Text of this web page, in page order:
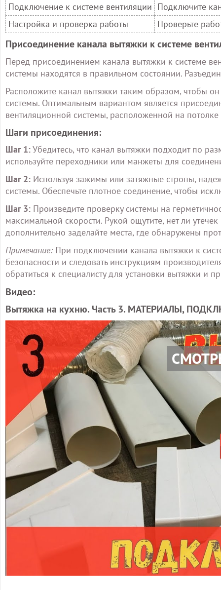
Подключение к системе вентиляции Подключите
Настройка и проверка работы
Проверьте
Присоединение канала вытяжки к системе
Перед присоединением канала вытяжки к системе
системы находятся в правильном состоянии.
Расположите канал вытяжки таким образом, чтобы
системы. Оптимальным вариантом является
вентиляционной системы, расположенной на потолке
Шаги присоединения:
Шаг 1:Убедитесь, что канал вытяжки подходит по
используйте переходники или манжеты для
Шаг 2: Используя зажимы или затяжные стропы,
системы. Обеспечьте плотное соединение, чтобы
Шаг 3: Произведите проверку системы на
максимальной скорости. Рукой ощутите, нет ли
дополнительно заделайте места, где обнаружены
Примечание: При подключении канала вытяжки к
безопасности и следовать инструкциям
обратиться к специалисту для установки вытяжки и
Видео:
Вытяжка на кухню. Часть 3. МАТЕРИАЛЫ,